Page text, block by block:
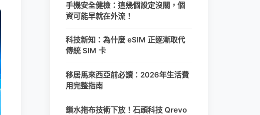
手機安全健檢：這幾個設定沒關，個
資可能早就在外流！
科技新知：為什麼 eSIM 正逐漸取代
傳統 SIM 卡
移居馬來西亞前必讀：2026年生活費
用完整指南
鎖水拖布技術下放！石頭科技 Qrevo